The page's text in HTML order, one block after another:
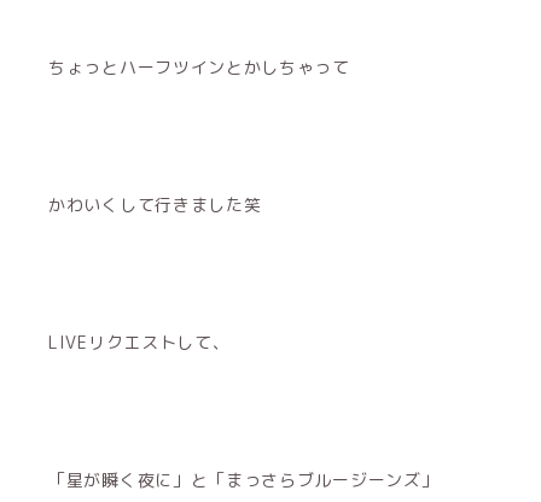
ちょっとハーフツインとかしちゃって
かわいくして行きました笑
LIVEリクエストして、
「星が瞬く夜に」と「まっさらブルージーンズ」